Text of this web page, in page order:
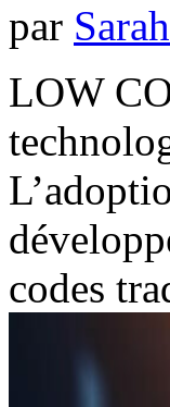
par
LOW
codes